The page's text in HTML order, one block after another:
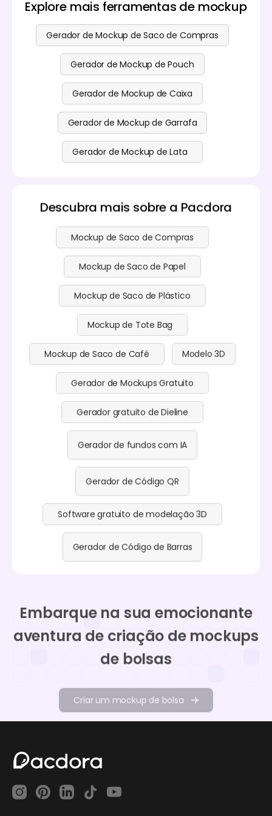
bolsas, é tão simples quanto isso!
decidir se pretende atualizar o serviço de acordo
com as suas próprias necessidades de utilização,
consulte apágina de preçospara mais detalhes.
Explore mais ferramentas de mockup
Gerador de Mockup de Saco de Compras
Gerador de Mockup de Pouch
Gerador de Mockup de Caixa
Gerador de Mockup de Garrafa
Gerador de Mockup de Lata
Descubra mais sobre a Pacdora
Mockup de Saco de Compras
Mockup de Saco de Papel
Mockup de Saco de Plástico
Mockup de Tote Bag
Mockup de Saco de Café Modelo 3D
Gerador de Mockups Gratuito
Gerador gratuito de Dieline
Gerador de fundos com IA
Gerador de Código QR
Software gratuito de modelação 3D
Gerador de Código de Barras
Embarque na sua emocionante
aventura de criação de mockups
de bolsas
Criar um mockup de bolsa